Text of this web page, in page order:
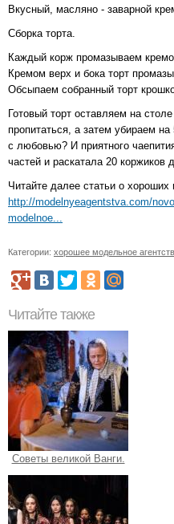
Вкусный, масляно - заварной
Сборка торта.
Каждый корж промазываем
Кремом верх и бока торт
Обсыпаем собранный торт
Готовый торт оставляем на
пропитаться, а затем убираем
с любовью? И приятного
частей и раскатала 20 коржиков
Читайте далее статьи о хороших
http://modelnyeagentstva.com/
modelnoe...
Категории: хорошее модельное
Читайте также
Советы великой Ванги.